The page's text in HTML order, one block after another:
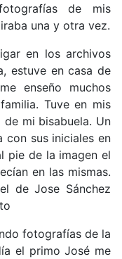
de mis
una y otra vez.
en los archivos
estuve en casa de
enseño muchos
Tuve en mis
mi bisabuela. Un
con sus iniciales en
pie de la imagen el
en las mismas.
de Jose Sánchez
fotografías de la
el primo José me